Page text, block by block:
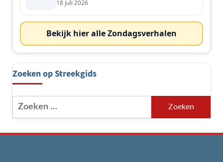
18 juli 2026
Bekijk hier alle Zondagsverhalen
Zoeken op Streekgids
Zoeken
naar: